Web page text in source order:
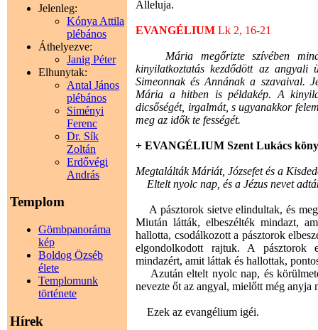
Jelenleg:
Kónya Attila
plébános
Áthelyezve:
Janig Péter
Elhunytak:
Antal János
plébános
Siményi
Ferenc
Dr. Sík
Zoltán
Erdővégi
András
Templom
Gömbpanoráma
kép
Boldog Özséb
élete
Templomunk
története
Hírek
Alleluja.
EVANGÉLIUMLk 2, 16-21
Mária megőrizte szívében
kinyilatkoztatás kezdődött az angyali
Simeonnak és Annának a szavaival.
Mária a hitben is példakép. A
dicsőségét, irgalmát, s ugyanakkor
meg az idők te fességét.
+ EVANGÉLIUM Szent Lukács
Megtalálták Máriát, Józsefet és a
Eltelt nyolc nap, és a Jézus nevet
A pásztorok sietve elindultak, és
Miután látták, elbeszélték mindazt,
hallotta, csodálkozott a pásztorok
elgondolkodott rajtuk. A pásztorok
mindazért, amit láttak és hallottak,
Azután eltelt nyolc nap, és
nevezte őt az angyal, mielőtt még anyja
Ezek az evangélium igéi.